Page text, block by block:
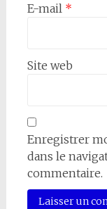
E-mail *
Site web
Enregistrer
dans le
commentaire.